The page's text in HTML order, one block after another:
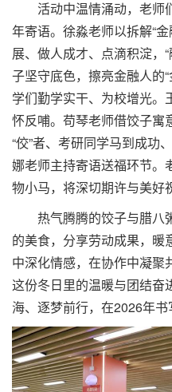
活动中温情涌动，老师
年寄语。徐淼老师以拆解“
展、做人成才、点滴积淀，
子坚守底色，擦亮金融人的
学们勤学实干、为校增光。
怀反哺。苟琴老师借饺子寓
“佼”者、考研同学马到成功
娜老师主持寄语送福环节。
物小马，将深切期许与美好
热气腾腾的饺子与腊八
的美食，分享劳动成果，暖
中深化情感，在协作中凝聚
这份冬日里的温暖与团结奋
海、逐梦前行，在2026年书